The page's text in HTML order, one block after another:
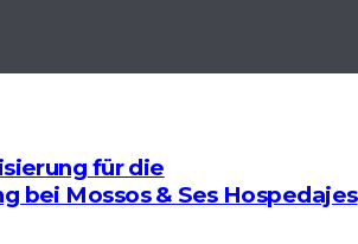
für die
bei Mossos & Ses Hospedajes